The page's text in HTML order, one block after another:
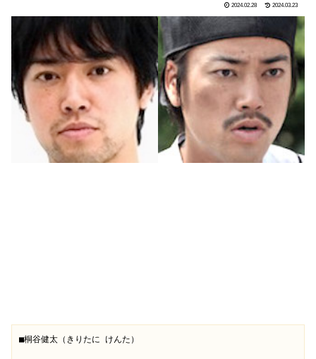
2024.02.28 2024.03.23
■桐谷健太（きりたに けんた）